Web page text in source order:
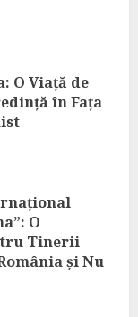
O Viață de
în Fața
O
Tinerii
și Nu